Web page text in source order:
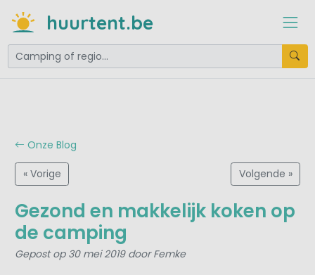
huurtent.be
Onze Blog
« Vorige Volgende »
Gezond en makkelijk koken op
de camping
Gepost op 30 mei 2019 door Femke